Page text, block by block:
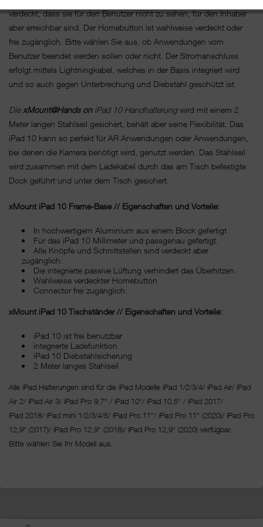
verdeckt, dass sie für den Benutzer nicht zu sehen, für den Inhaber
aber erreichbar sind. Der Homebutton ist wahlweise verdeckt oder
frei zugänglich. Bitte wählen Sie aus, ob Anwendungen vom
Benutzer beendet werden sollen oder nicht. Der Stromanschluss
erfolgt mittels Lightningkabel, welches in der Basis integriert wird
und so auch gegen Unterbrechung und Diebstahl geschützt ist.
Die xMount@Hands oniPad 10 Handhalterungwird mit einem 2
Meter langen Stahlseil gesichert, behält aber seine Flexibilität. Das
iPad 10 kann so perfekt für AR Anwendungen oder Anwendungen,
bei denen die Kamera benötigt wird, genutzt werden. Das Stahlseil
wird zusammen mit dem Ladekabel durch das am Tisch befestigte
Dock geführt und unter dem Tisch gesichert.
xMount iPad 10 Frame-Base // Eigenschaften und Vorteile:
In hochwertigem Aluminium aus einem Block gefertigt
Für das iPad 10 Millimeter und passgenau gefertigt.
Alle Knöpfe und Schnittstellen sind verdeckt aber
zugänglich.
Die integrierte passive Lüftung verhindert das Überhitzen.
Wahlweise verdeckter Homebutton
Connector frei zugänglich.
xMount iPad 10 Tischständer // Eigenschaften und Vorteile:
iPad 10 ist frei benutzbar
integrierte Ladefunktion
iPad 10 Diebstahlsicherung
2 Meter langes Stahlseil
Alle iPad Halterungen sind für die iPad Modelle iPad 1/2/3/4/ iPad Air/ iPad
Air 2/ iPad Air 3/ iPad Pro 9,7“ / iPad 10“/ iPad 10,5“ / iPad 2017/
iPad 2018/ iPad mini 1/2/3/4/5/ iPad Pro 11“/ iPad Pro 11“ (2020)/ iPad Pro
12,9“ (2017)/ iPad Pro 12,9“ (2018)/ iPad Pro 12,9“ (2020) verfügbar.
Bitte wählen Sie Ihr Modell aus.